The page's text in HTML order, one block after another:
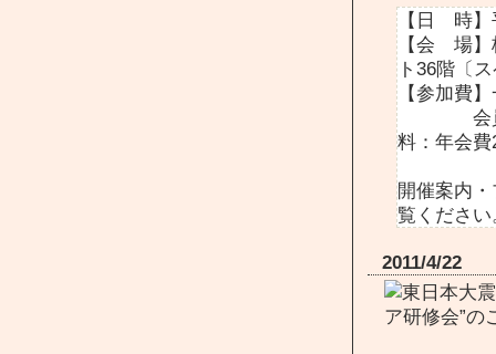
【日 時
【会 場】
ト36階〔
【参加費
会員以
料：年会
開催案内
覧ください
2011/4/22